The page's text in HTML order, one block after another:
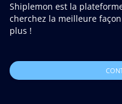
Shiplemon est la
cherchez la meilleure
plus !